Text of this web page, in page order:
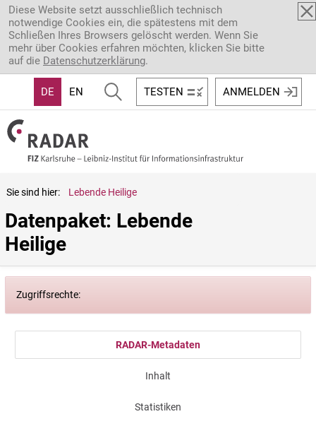
Direkt zum Inhalt
Diese Website setzt ausschließlich technisch
notwendige Cookies ein, die spätestens mit dem
Schließen Ihres Browsers gelöscht werden. Wenn Sie
mehr über Cookies erfahren möchten, klicken Sie bitte
auf die Datenschutzerklärung.
DE EN TESTEN ANMELDEN
Sie sind hier: Lebende Heilige
Datenpaket: Lebende
Heilige
Zugriffsrechte:
RADAR-Metadaten
Inhalt
Statistiken